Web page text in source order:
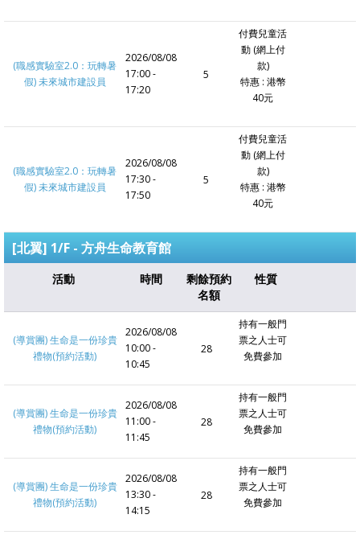
(職感實驗室2.0：玩轉暑
假) 未來城市建設員
2026/08/08
17:00 -
17:20
5
付費兒童活
動 (網上付
款)
特惠 : 港幣
40元
(職感實驗室2.0：玩轉暑
假) 未來城市建設員
2026/08/08
17:30 -
17:50
5
付費兒童活
動 (網上付
款)
特惠 : 港幣
40元
[北翼] 1/F - 方舟生命教育館
活動 時間
剩餘預約
名額
性質
(導賞團) 生命是一份珍貴
禮物(預約活動)
2026/08/08
10:00 -
10:45
28
持有一般門
票之人士可
免費參加
(導賞團) 生命是一份珍貴
禮物(預約活動)
2026/08/08
11:00 -
11:45
28
持有一般門
票之人士可
免費參加
(導賞團) 生命是一份珍貴
禮物(預約活動)
2026/08/08
13:30 -
14:15
28
持有一般門
票之人士可
免費參加